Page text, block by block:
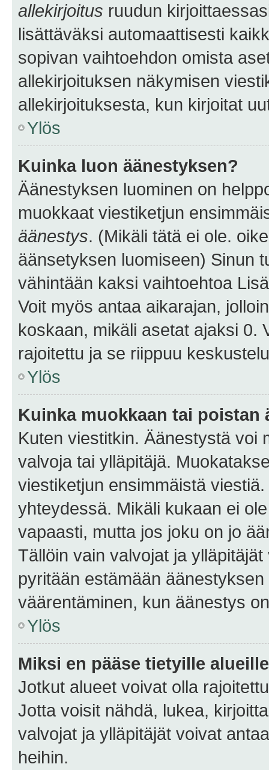
allekirjoitus ruudun
lisättäväksi automaattisesti
sopivan vaihtoehdon omista
allekirjoituksen näkymisen
allekirjoituksesta, kun kirjoitat
Ylös
Kuinka luon äänestyksen?
Äänestyksen luominen on
muokkaat viestiketjun
äänestys. (Mikäli tätä ei ole.
äänsetyksen luomiseen) Sinun
vähintään kaksi vaihtoehtoa
Voit myös antaa aikarajan,
koskaan, mikäli asetat ajaksi 0.
rajoitettu ja se riippuu
Ylös
Kuinka muokkaan tai poistan
Kuten viestitkin. Äänestystä voi
valvoja tai ylläpitäjä.
viestiketjun ensimmäistä
yhteydessä. Mikäli kukaan ei
vapaasti, mutta jos joku on jo
Tällöin vain valvojat ja
pyritään estämään
väärentäminen, kun äänestys
Ylös
Miksi en pääse tietyille
Jotkut alueet voivat olla
Jotta voisit nähdä, lukea,
valvojat ja ylläpitäjät voivat
heihin.